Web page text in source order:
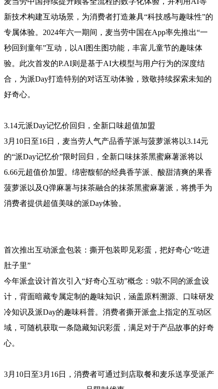
新技术构建互动场景，为消费者打造兼具“科技感与趣味性”的
专属体验。2024年六一期间，麦当劳中国在App率先推出“一
秒回到童年”互动，以AI图生图功能，丰富儿童节的趣味体
验。此次首发的P.AI则是基于AI大模型与用户行为的深度结
合，为派Day打造特别的对话互动体验，致敬持续探索未知的
好奇心。
3.14元派Day记忆价回归，全新口味超值加盟
3月10日至16日，麦当劳人气产品香芋派与菠萝派将以3.14元
的“派Day记忆价”限时回归，全新口味抹茶黑蜜麻薯派将以
6.66元超值价加盟。绵密馥郁的经典香芋派、酸甜清爽的果香
菠萝派以及Q弹麻薯与抹茶融合的抹茶黑蜜麻薯派，将携手为
消费者提供超值美味的派Day体验。
首次推出互动派盒包装：撕开包装即见彩蛋，把好奇心“吃进
肚子里”
今年派盒设计首次引入“好奇心互动”概念：9款不同的派盒设
计，背面暗藏专属定制的趣味知识，涵盖原料溯源、口味研发
冷知识及派Day的趣味科普。消费者撕开派盒上指定的互动区
域，可随机获取一条隐藏知识彩蛋，满足对于产品故事的好奇
心。
3月10日至3月16日，消费者可通过到店取餐和麦乐送享受派产